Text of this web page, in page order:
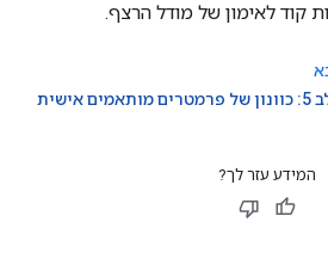
קוד לאימון של מודל הרצף.
אישית
המידע עזר לך?